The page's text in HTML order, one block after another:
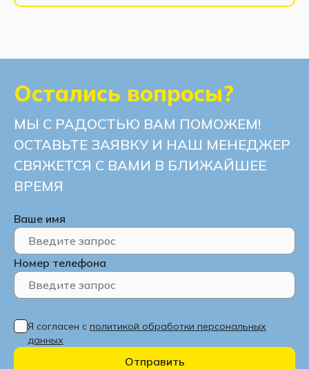
Остались вопросы?
МЫ С РАДОСТЬЮ ВАМ ПОМОЖЕМ!
ОСТАВЬТЕ ЗАЯВКУ И НАШ МЕНЕДЖЕР
СВЯЖЕТСЯ С ВАМИ В БЛИЖАЙШЕЕ
ВРЕМЯ
Ваше имя
Номер телефона
Я согласен с политикой обработки персональных
данных
Отправить